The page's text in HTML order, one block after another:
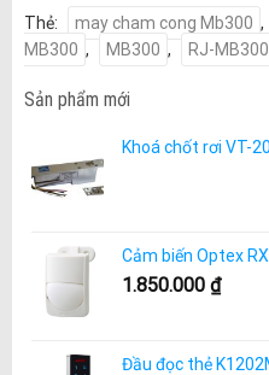
Thẻ: may cham cong Mb300 ,
MB300 , MB300 , RJ-MB300
Sản phẩm mới
Khoá chốt rơi VT-
Cảm biến Optex
1.850.000 ₫
Đầu đọc thẻ